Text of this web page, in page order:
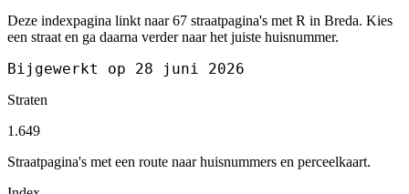
Deze indexpagina linkt naar 67 straatpagina's met R in Breda. Kies
een straat en ga daarna verder naar het juiste huisnummer.
Bijgewerkt op 28 juni 2026
Straten
1.649
Straatpagina's met een route naar huisnummers en perceelkaart.